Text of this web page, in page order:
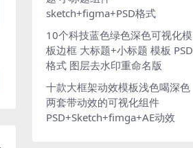
sketch+figma+PSD格式
10个科技蓝色绿色深色可视化模
板边框 大标题+小标题 模板 PSD
格式 图层去水印重命名版
十款大框架动效模板浅色喝深色
两套带动效的可视化组件
PSD+Sketch+fimga+AE动效